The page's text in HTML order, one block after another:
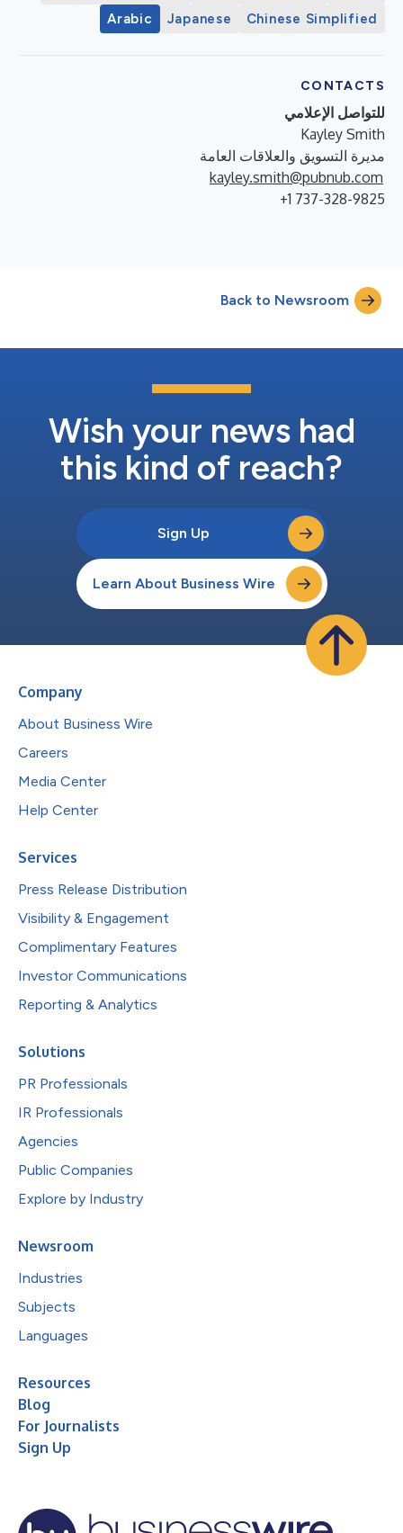
Chinese Simplified
Japanese
Arabic
CONTACTS
للتواصل الإعلامي
Kayley Smith
مديرة التسويق والعلاقات العامة
kayley.smith@pubnub.com
+1 737-328-9825
Back to Newsroom
Wish your news had
this kind of reach?
Sign Up
Learn About Business Wire
Company
About Business Wire
Careers
Media Center
Help Center
Services
Press Release Distribution
Visibility & Engagement
Complimentary Features
Investor Communications
Reporting & Analytics
Solutions
PR Professionals
IR Professionals
Agencies
Public Companies
Explore by Industry
Newsroom
Industries
Subjects
Languages
Resources
Blog
For Journalists
Sign Up